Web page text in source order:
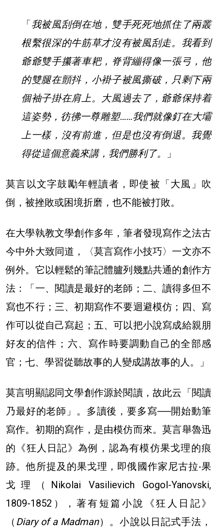
「我被風刮倒在地，雙手死死地抓住了兩叢
根繫很深的牛筋草才沒有被風刮走。我看到
爺爺雙手攥著車耙，脊背繃得像一張弓，他
的雙腿在顫抖，小褂子被風撕破，只剩下兩
個袖子掛在肩上。大風過去了，爺爺保持着
這姿勢，彷彿一尊雕塑……我們就像釘在大壩
上一樣，沒有前進，但是也沒有倒退。我覺
得從這個意義來講，我們勝利了。
」
莫言以文字鼓勵年輕讀者，即使被「大風」吹
倒，被挫敗或困境折磨，也不能被打敗。
在大學執教文學創作多年，筆者發現寫作之法古
今中外大致同道，〈莫言寫作小技巧〉一文亦不
例外。它以輕鬆的筆記體臚列幾點共通的創作方
法：「一、閱讀是最好的老師；二、讀得多但不
寫也不行；三、初期寫作不要迴避模仿；四、寫
作可以從自己寫起；五、可以把小說寫成給親朋
好友的信件；六、寫作時要調動自己的全部感
官；七、學習從聽故事的人變成講故事的人。」
莫言明顯認同文學創作源於閱讀，故此云「閱讀
乃最好的老師」。多讀後，要多寫──開始動筆
寫作。初期的寫作，是由模仿而來。莫言舉魯迅
的《狂人日記》為例，認為有模仿果戈理的痕
跡。他所提及的果戈理，即俄國作家尼古拉‧果
戈理（Nikolai Vasilievich Gogol-Yanovski,
1809-1852），著有短篇小說《狂人日記》
（ Diary of a Madman）。小說以日記式手法，